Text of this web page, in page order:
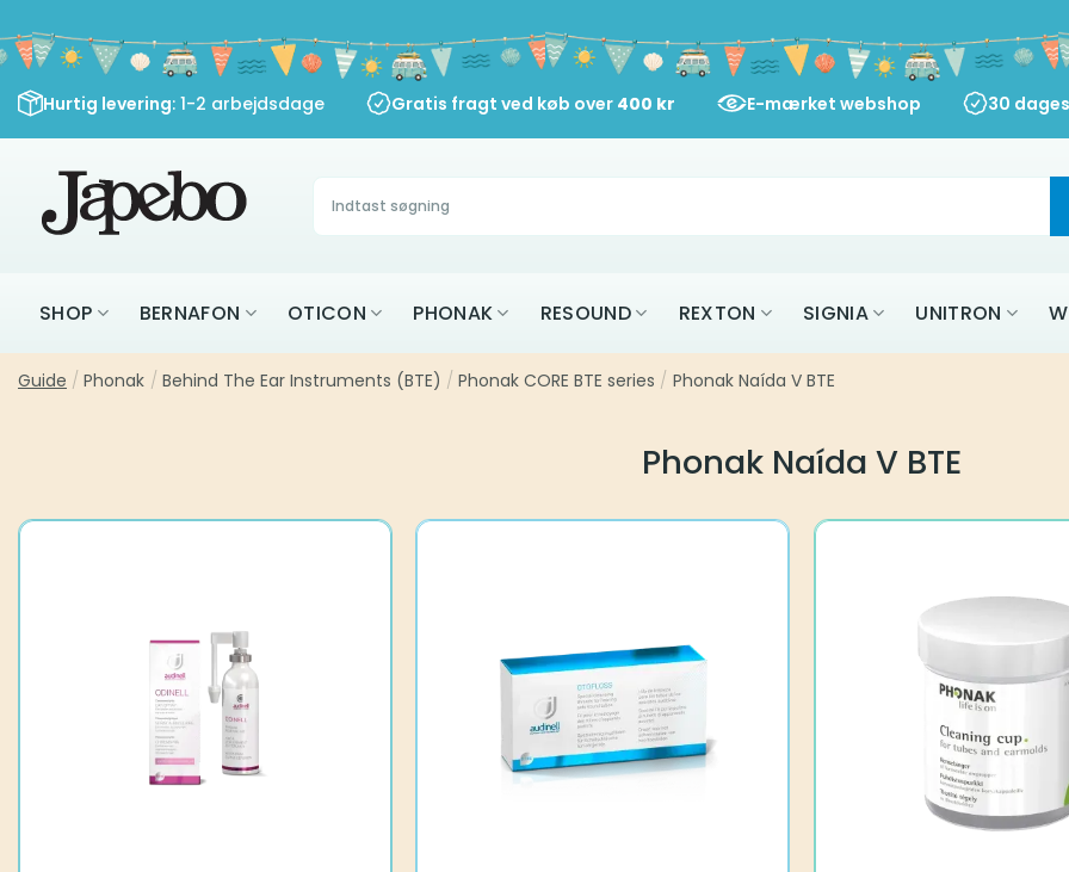
til
indhold
Hurtig levering: 1-2 arbejdsdage Gratis fragt ved køb over 400 kr E-mærket webshop 30
Søg
efter:
SHOP BERNAFON OTICON PHONAK RESOUND REXTON SIGNIA UNITRON
Guide / Phonak / Behind The Ear Instruments (BTE) / Phonak CORE BTE series / Phonak Naída V BTE
Phonak Naída V BTE